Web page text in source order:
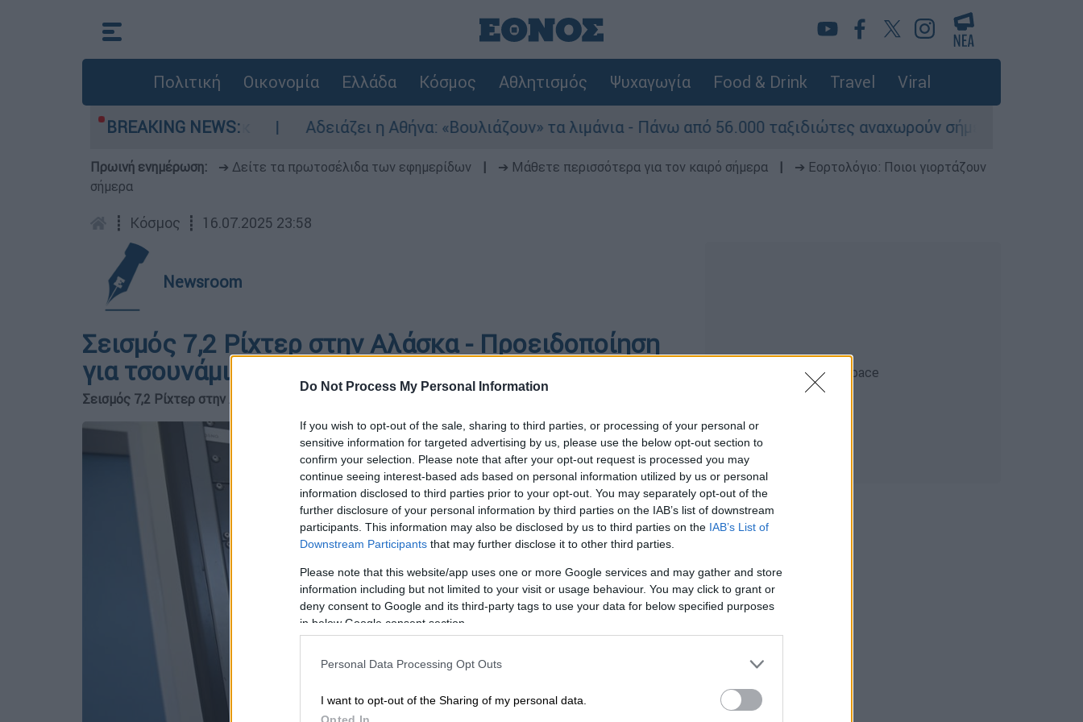
Do Not Process My Personal Information
If you wish to opt-out of the sale, sharing to third parties, or processing of your personal or
sensitive information for targeted advertising by us, please use the below opt-out section to
confirm your selection. Please note that after your opt-out request is processed you may
continue seeing interest-based ads based on personal information utilized by us or personal
information disclosed to third parties prior to your opt-out. You may separately opt-out of the
further disclosure of your personal information by third parties on the IAB’s list of downstream
participants. This information may also be disclosed by us to third parties on the IAB’s List of
Downstream Participants that may further disclose it to other third parties.
Please note that this website/app uses one or more Google services and may gather and store
information including but not limited to your visit or usage behaviour. You may click to grant or
deny consent to Google and its third-party tags to use your data for below specified purposes
in below Google consent section.
Personal Data Processing Opt Outs
I want to opt-out of the Sharing of my personal data.
Opted In
Πολιτική Οικονομία Ελλάδα Κόσμος Αθλητισμός Ψυχαγωγία Food & Drink Travel Viral
BREAKING NEWS:
- Τα στοιχεία σοκ Αδειάζει η Αθήνα: «Βουλιάζουν» τα λιμάνια - Πάνω από 56.000 ταξιδιώτες αναχωρούν σήμερα
Πρωινή ενημέρωση: ➔ Δείτε τα πρωτοσέλιδα των εφημερίδων ➔ Μάθετε περισσότερα για τον καιρό σήμερα
➔ Εορτολόγιο: Ποιοι γιορτάζουν
σήμερα
┋ Κόσμος ┋ 16.07.2025 23:58
Newsroom
Σεισμός 7,2 Ρίχτερ στην Αλάσκα - Προειδοποίηση
για τσουνάμι
Σεισμός 7,2 Ρίχτερ στην Αλάσκα